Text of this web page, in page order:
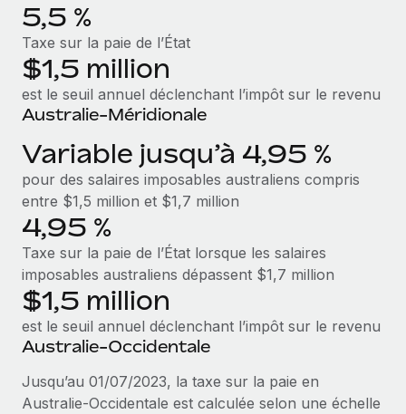
5,5 %
Taxe sur la paie de l’État
$1,5 million
est le seuil annuel déclenchant l’impôt sur le revenu
Australie-Méridionale
Variable jusqu’à 4,95 %
pour des salaires imposables australiens compris
entre $1,5 million et $1,7 million
4,95 %
Taxe sur la paie de l’État lorsque les salaires
imposables australiens dépassent $1,7 million
$1,5 million
est le seuil annuel déclenchant l’impôt sur le revenu
Australie-Occidentale
Jusqu’au 01/07/2023, la taxe sur la paie en
Australie-Occidentale est calculée selon une échelle